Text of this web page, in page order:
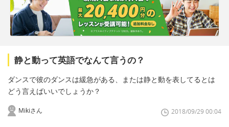
静と動って英語でなんて言うの？
ダンスで彼のダンスは緩急がある、または静と動を表してるとは
どう言えばいいでしょうか？
Mikiさん 2018/09/29 00:04